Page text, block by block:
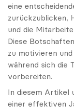
eine
zurückzublicken,
und die
Diese
zu motivieren
während sich die
vorbereiten.
In diesem Artikel
einer effektiven